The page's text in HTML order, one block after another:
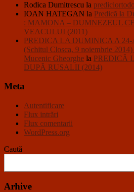
Rodica Dumitrescu la
IOAN HATEGAN la Predică la
: MAMONA – DUMNEZEUL
VEACULUI (2011)
PREDICA LA DUMINICA A
(Schitul Closca, 9 noiembrie
Mucenic Gheorghe la PREDICĂ
DUPĂ RUSALII (2014)
Meta
Autentificare
Flux intrări
Flux comentarii
WordPress.org
Caută
Arhive